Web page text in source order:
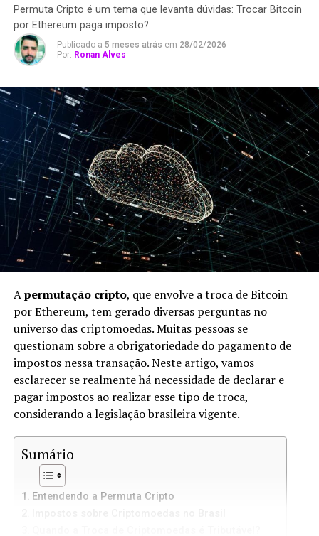
Permuta Cripto é um tema que levanta dúvidas: Trocar Bitcoin
por Ethereum paga imposto?
Publicado a 5 meses atrás em 28/02/2026
Por: Ronan Alves
Apermutação cripto, que envolve a troca de Bitcoin
por Ethereum, tem gerado diversas perguntas no
universo das criptomoedas. Muitas pessoas se
questionam sobre a obrigatoriedade do pagamento de
impostos nessa transação. Neste artigo, vamos
esclarecer se realmente há necessidade de declarar e
pagar impostos ao realizar esse tipo de troca,
considerando a legislação brasileira vigente.
Sumário
Entendendo a Permuta Cripto